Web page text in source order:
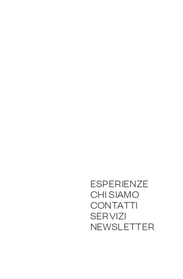
ESPERIENZE
CHI SIAMO
CONTATTI
SERVIZI
NEWSLETTER